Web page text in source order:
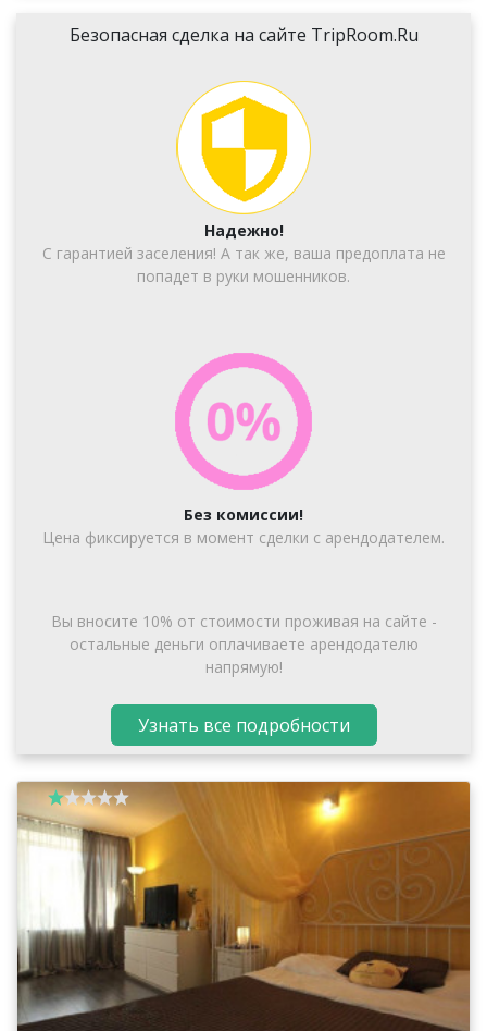
Безопасная сделка на сайте TripRoom.Ru
Надежно!
С гарантией заселения! А так же, ваша предоплата не
попадет в руки мошенников.
Без комиссии!
Цена фиксируется в момент сделки с арендодателем.
Вы вносите 10% от стоимости проживая на сайте -
остальные деньги оплачиваете арендодателю
напрямую!
Узнать все подробности